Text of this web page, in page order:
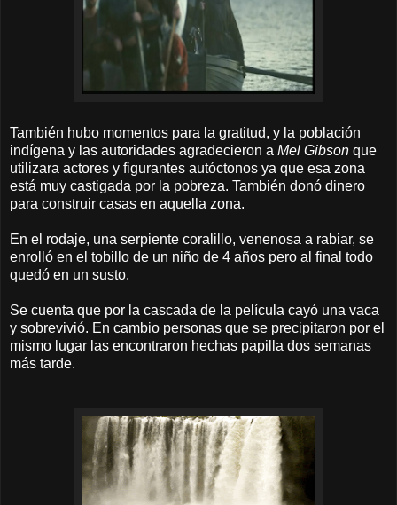
También hubo momentos para la gratitud, y la población
indígena y las autoridades agradecieron a Mel Gibson que
utilizara actores y figurantes autóctonos ya que esa zona
está muy castigada por la pobreza. También donó dinero
para construir casas en aquella zona.
En el rodaje, una serpiente coralillo, venenosa a rabiar, se
enrolló en el tobillo de un niño de 4 años pero al final todo
quedó en un susto.
Se cuenta que por la cascada de la película cayó una vaca
y sobrevivió. En cambio personas que se precipitaron por el
mismo lugar las encontraron hechas papilla dos semanas
más tarde.